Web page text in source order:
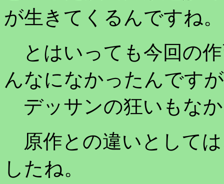
が生きてくるんですね。
とはいっても今回の
んなになかったんです
デッサンの狂いもな
原作との違いとして
したね。